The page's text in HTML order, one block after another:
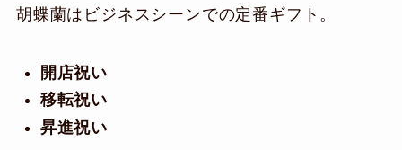
胡蝶蘭はビジネスシーンでの定番ギフト。
開店祝い
移転祝い
昇進祝い